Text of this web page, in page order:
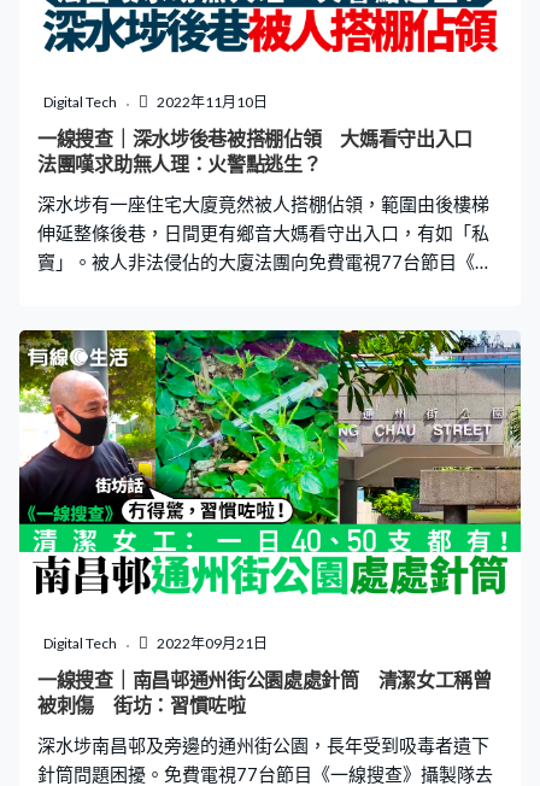
該處，現場已有20多人，大多是長者。該處有大量自行搭
建健身設施，供人伸展做運動，最誇張是有6張乒乓球桌。
居民黃先生表示，該處經常有人舉辦唱歌、跳舞等活動，
製造噪音，非常滋擾。據了解，居民曾經向地政處、警方
等政府部門投訴，但情況未有改善。 開闢範圍已「失控」
復者蘇先生，他表示當初原
Digital Tech 2022年11月10日
一線搜查｜深水埗後巷被搭棚佔領 大媽看守出入口
法團嘆求助無人理：火警點逃生？
深水埗有一座住宅大廈竟然被人搭棚佔領，範圍由後樓梯
伸延整條後巷，日間更有鄉音大媽看守出入口，有如「私
竇」。被人非法侵佔的大廈法團向免費電視77台節目《一
受影響住宅大廈的業主立案法團代表楊先生向《一線搜
查》表示，據他所知大約2022年5月起，一位疑似越南裔
人士先霸佔地下至閣樓居住，然後情況便不斷惡化，俗稱
後樓梯的逃生樓梯被大量雜物、廢物堆積至無法通過，更
離譜的是有人在後巷搭棚疑似居住，「已經成條後巷好似
天幕咁，有竹棚，個頂亦有帆布遮蓋」。 收驗樓令卻無法
施工 法團代表楊先生表示，由於收到政府發出的強制驗樓
驗窗命令，法團已物色承辦商，原打算8月30日動工，他
說：「奈何我哋依家後巷位置，俗稱後逃生梯，完全俾人
政府部門去協調。」他表示已向多個部門反映，也曾報
警，但警員到場後只作紀錄。消防處人員到大廈巡查時，
更指逃生樓梯放滿雜物，再不清理便會檢控法團。 「佔領
名男性出沒，如果走近查看，男性會
Digital Tech 2022年09月21日
一線搜查｜南昌邨通州街公園處處針筒 清潔女工稱曾
被刺傷 街坊：習慣咗啦
深水埗南昌邨及旁邊的通州街公園，長年受到吸毒者遺下
針筒問題困擾。免費電視77台節目《一線搜查》攝製隊去